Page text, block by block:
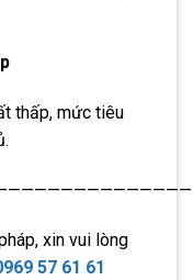
thấp, mức tiêu
xin vui lòng
57 61 61